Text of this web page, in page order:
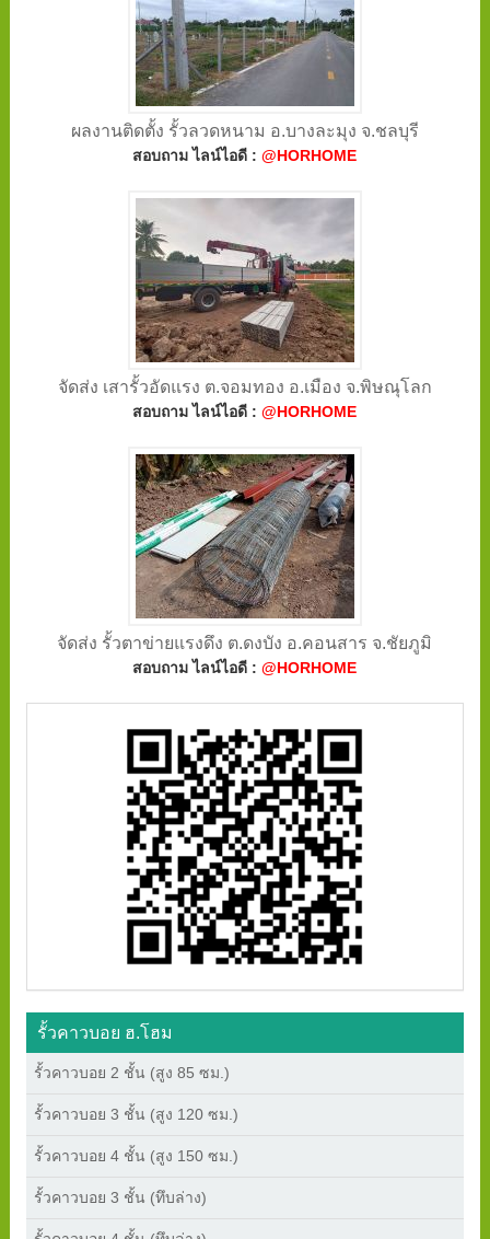
ผลงานติดตั้ง รั้วลวดหนาม อ.บางละมุง จ.ชลบุรี
สอบถาม ไลน์ไอดี :@HORHOME
จัดส่ง เสารั้วอัดแรง ต.จอมทอง อ.เมือง จ.พิษณุโลก
สอบถาม ไลน์ไอดี :@HORHOME
จัดส่ง รั้วตาข่ายแรงดึง ต.ดงบัง อ.คอนสาร จ.ชัยภูมิ
สอบถาม ไลน์ไอดี :@HORHOME
รั้วคาวบอย ฮ.โฮม
รั้วคาวบอย 2 ชั้น (สูง 85 ซม.)
รั้วคาวบอย 3 ชั้น (สูง 120 ซม.)
รั้วคาวบอย 4 ชั้น (สูง 150 ซม.)
รั้วคาวบอย 3 ชั้น (ทึบล่าง)